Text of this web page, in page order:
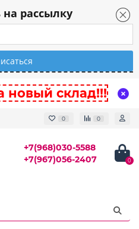
рассылку
новый склад!!!
0 0
+7(968)030-5588
+7(967)056-2407
0